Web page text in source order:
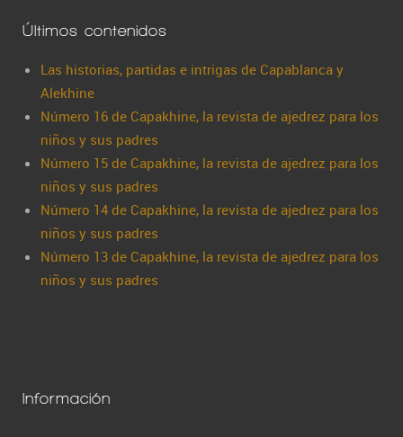
Últimos contenidos
Las historias, partidas e intrigas de Capablanca y
Alekhine
Número 16 de Capakhine, la revista de ajedrez para los
niños y sus padres
Número 15 de Capakhine, la revista de ajedrez para los
niños y sus padres
Número 14 de Capakhine, la revista de ajedrez para los
niños y sus padres
Número 13 de Capakhine, la revista de ajedrez para los
niños y sus padres
Información